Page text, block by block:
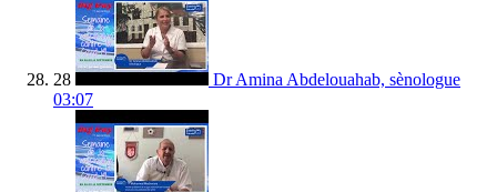
28
Dr Amina Abdelouahab, sènologue
03:07